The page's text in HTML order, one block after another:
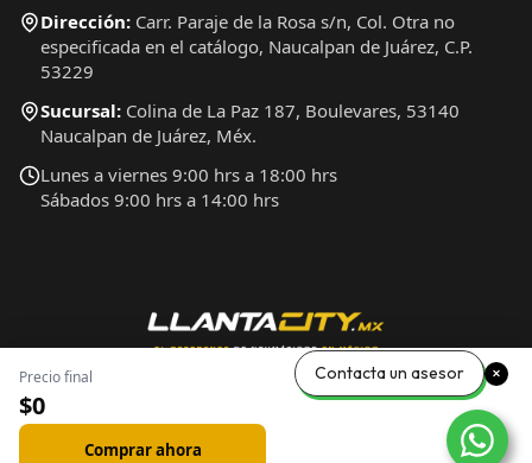
Precio final
$0
Comprar ahora
Dirección: Carr. Paraje de la Rosa s/n, Col. Otra no
especificada en el catálogo, Naucalpan de Juárez, C.P.
53229
Sucursal: Colina de La Paz 187, Boulevares, 53140
Naucalpan de Juárez, Méx.
Lunes a viernes 9:00 hrs a 18:00 hrs
Sábados 9:00 hrs a 14:00 hrs
Contacta un asesor